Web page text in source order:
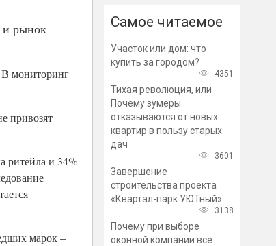
и рынок
В мониторинг
привозят
ритейла и 34%
марок –
Самое читаемое
Участок или дом: что
купить за городом?
4351
Тихая революция, или
Почему зумеры
отказываются от новых
квартир в пользу старых
дач
3601
Завершение
строительства проекта
«Квартал-парк УЮТный»
3138
Почему при выборе
оконной компании все